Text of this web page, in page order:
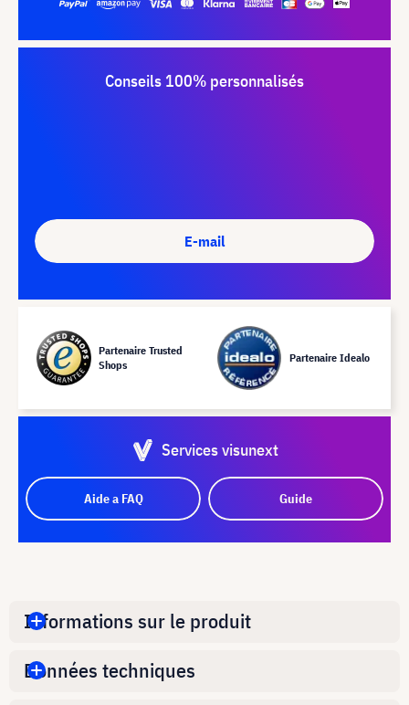
Conseils 100% personnalisés
E-mail
Partenaire Trusted
Shops
Partenaire Idealo
Services visunext
Aide a FAQ Guide
Informations sur le produit
Données techniques